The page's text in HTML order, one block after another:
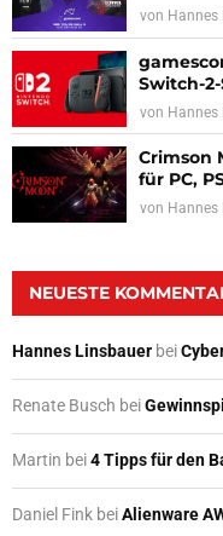
von Hannes
Switch-
von Hannes
Crimson
für PC,
von Hannes
NEUESTE
Hannes Linsbauer bei
Renate Busch bei
Martin bei4 Tipps für den
Daniel Fink beiAlienware